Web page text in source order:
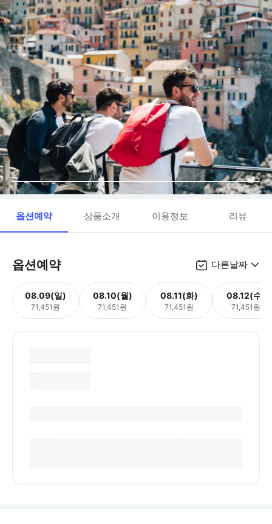
옵션예약 상품소개 이용정보 리뷰
옵션예약 다른날짜
08.09(일)
71,451원
08.10(월)
71,451원
08.11(화)
71,451원
08.12(수)
71,451원